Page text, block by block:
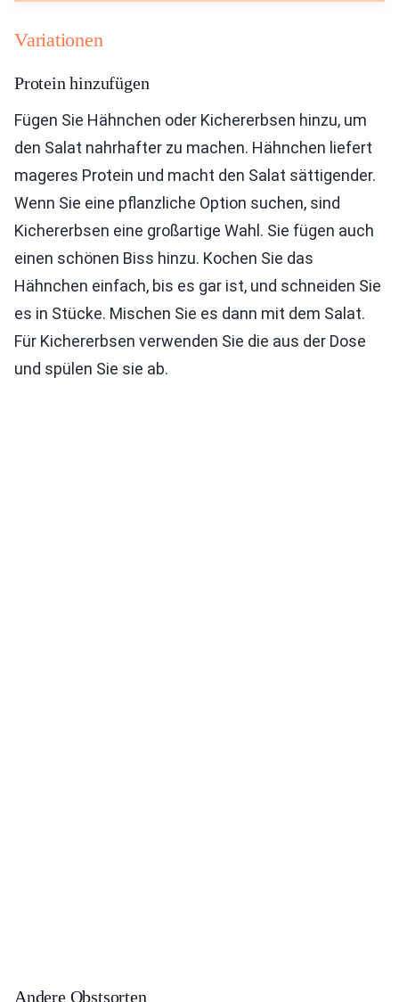
Variationen
Protein hinzufügen
Fügen Sie Hähnchen oder Kichererbsen hinzu, um
den Salat nahrhafter zu machen. Hähnchen liefert
mageres Protein und macht den Salat sättigender.
Wenn Sie eine pflanzliche Option suchen, sind
Kichererbsen eine großartige Wahl. Sie fügen auch
einen schönen Biss hinzu. Kochen Sie das
Hähnchen einfach, bis es gar ist, und schneiden Sie
es in Stücke. Mischen Sie es dann mit dem Salat.
Für Kichererbsen verwenden Sie die aus der Dose
und spülen Sie sie ab.
Andere Obstsorten